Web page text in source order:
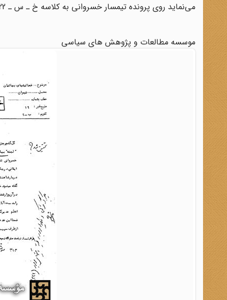
می‌نماید روی پرونده تیمسار خسروانی به کلاسه خ ـ س ـ 322 بایگانی شود 1/9...
موسسه مطالعات و پژوهش های سیاسی